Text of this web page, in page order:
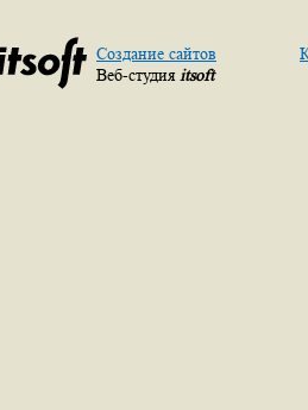
Создание сайтов
Веб-студия itsoft